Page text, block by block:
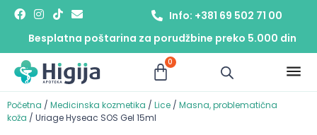
Besplatna poštarina za porudžbine preko 5.000 din
Info: +381 69 502 71 00
0
Početna / Medicinska kozmetika / Lice / Masna, problematična
koža / Uriage Hyseac SOS Gel 15ml